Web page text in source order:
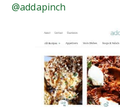
@addapinch